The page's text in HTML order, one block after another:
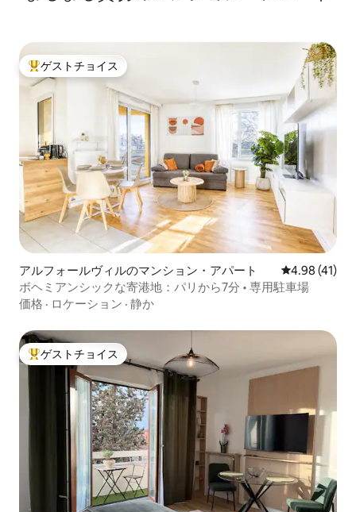
大好評のゲストチョイスです。
ゲストチョイス
アルフォールヴィルのマンション・アパート レビュー41
4.98 (41)
ボヘミアンシックな寄港地：パリから7分 • 専用駐車場
価格 · ロケーション · 静か
大好評のゲストチョイスです。
ゲストチョイス